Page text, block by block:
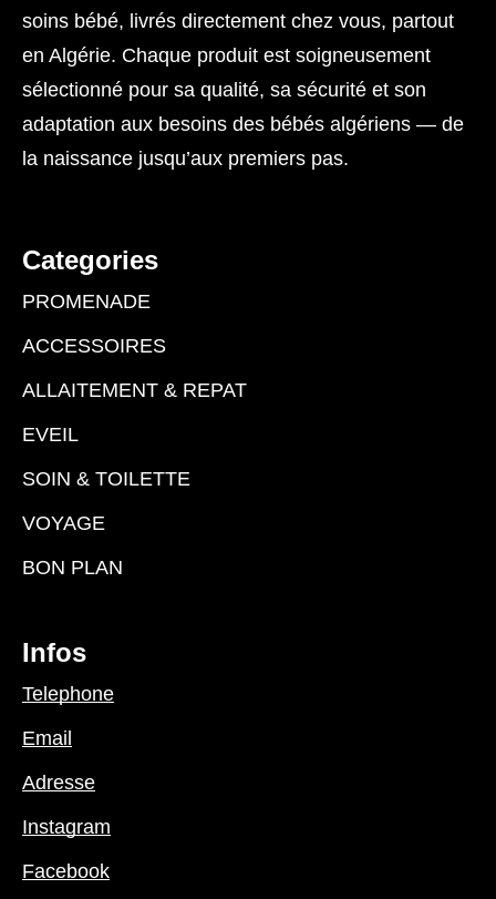
soins bébé, livrés directement chez vous, partout
en Algérie. Chaque produit est soigneusement
sélectionné pour sa qualité, sa sécurité et son
adaptation aux besoins des bébés algériens — de
la naissance jusqu’aux premiers pas.
Categories
PROMENADE
ACCESSOIRES
ALLAITEMENT & REPAT
EVEIL
SOIN & TOILETTE
VOYAGE
BON PLAN
Infos
Telephone
Email
Adresse
Instagram
Facebook